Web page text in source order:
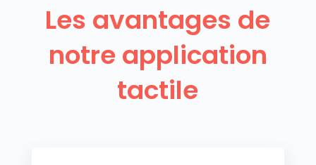
Les avantages de
notre application
tactile